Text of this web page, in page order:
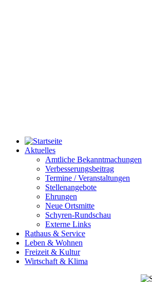
Aktuelles
Amtliche Bekanntmachungen
Verbesserungsbeitrag
Termine / Veranstaltungen
Stellenangebote
Ehrungen
Neue Ortsmitte
Schyren-Rundschau
Externe Links
Rathaus & Service
Leben & Wohnen
Freizeit & Kultur
Wirtschaft & Klima